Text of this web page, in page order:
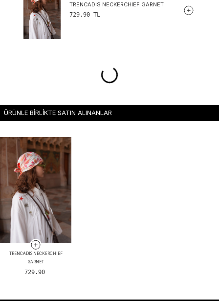
TRENCADIS NECKERCHIEF GARNET
729.90 TL
ÜRÜNLE BİRLİKTE SATIN ALINANLAR
TRENCADIS NECKERCHIEF
GARNET
729.90